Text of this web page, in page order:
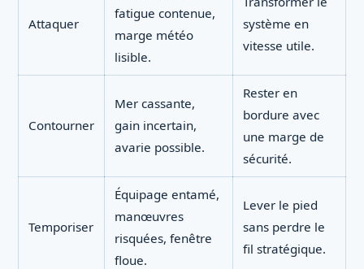
Attaquer
fatigue contenue,
marge météo
lisible.
système en
vitesse utile.
Contourner
Mer cassante,
gain incertain,
avarie possible.
Rester en
bordure avec
une marge de
sécurité.
Temporiser
Équipage entamé,
manœuvres
risquées, fenêtre
floue.
Lever le pied
sans perdre le
fil stratégique.